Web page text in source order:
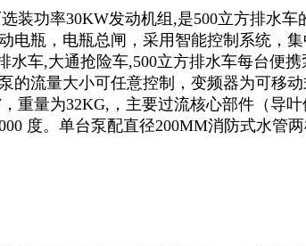
装功率30KW发动机组,是500立方排水车
电瓶，电瓶总闸，采用智能控制系统，
水车,大通抢险车,500立方排水车每台便携
的流量大小可任意控制，变频器为可移
重量为32KG,， 主要过流核心部件 （导
度。 单台泵配直径200MM消防式水管